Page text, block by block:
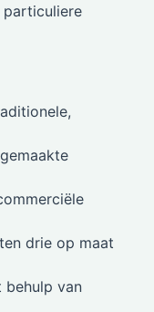
drie op maat
behulp van